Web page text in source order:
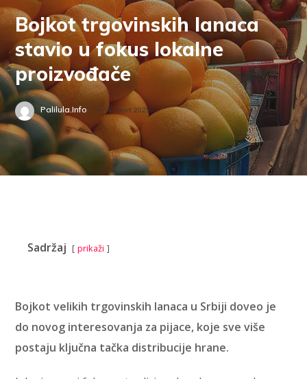
Bojkot trgovinskih lanaca
stavio u fokus lokalne
proizvođače
Palilula.info 4. mart 2025.
Sadržaj prikaži
Bojkot velikih trgovinskih lanaca u Srbiji doveo je
do novog interesovanja za pijace, koje sve više
postaju ključna tačka distribucije hrane.